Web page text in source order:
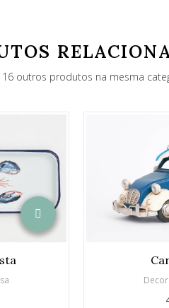
16 outros produtos na mesma